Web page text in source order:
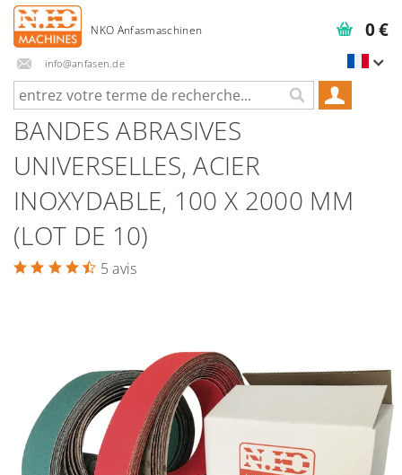
info@anfasen.de
0 €
BANDES ABRASIVES
UNIVERSELLES, ACIER
INOXYDABLE, 100 X 2000 MM
(LOT DE 10)
5 avis